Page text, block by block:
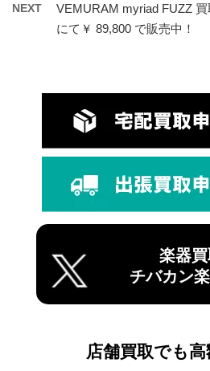
NEXT
VEMURAM myriad FUZZ
にて￥ 89,800 で販売中！
楽器買
チバカン
店舗買取でも高